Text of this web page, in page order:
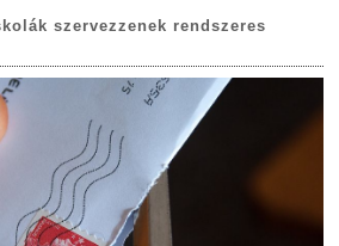
szervezzenek rendszeres